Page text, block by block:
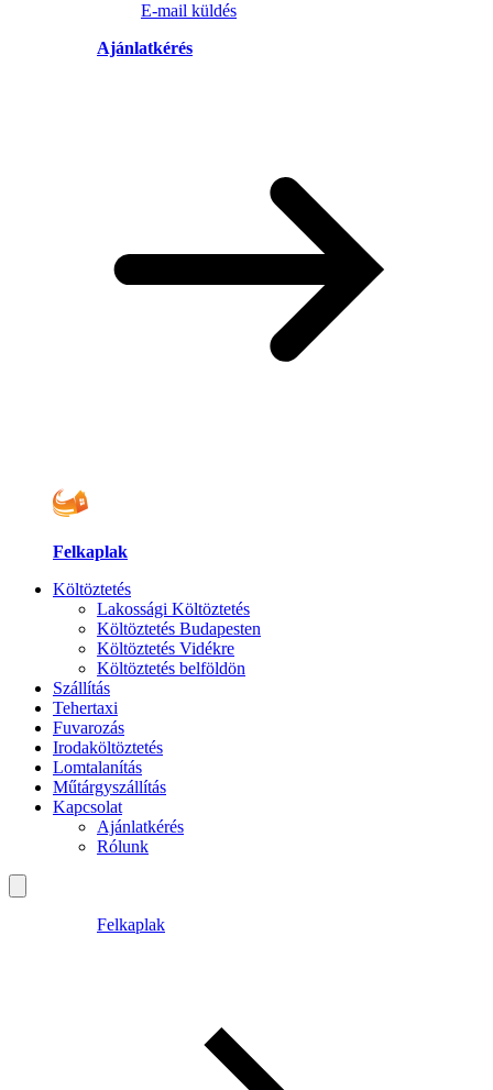
E-mail küldés
Ajánlatkérés
Felkaplak
Költöztetés
Lakossági Költöztetés
Költöztetés Budapesten
Költöztetés Vidékre
Költöztetés belföldön
Szállítás
Tehertaxi
Fuvarozás
Irodaköltöztetés
Lomtalanítás
Műtárgyszállítás
Kapcsolat
Ajánlatkérés
Rólunk
Felkaplak